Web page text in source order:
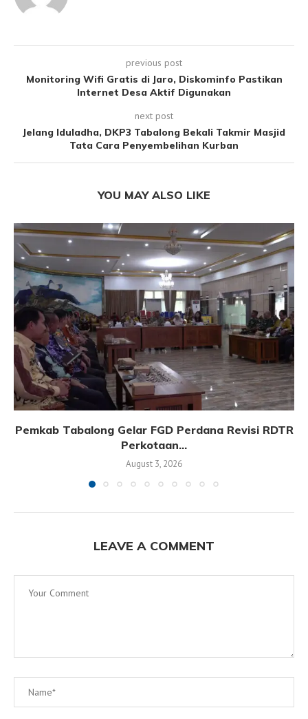
previous post
Monitoring Wifi Gratis di Jaro, Diskominfo Pastikan
Internet Desa Aktif Digunakan
next post
Jelang Iduladha, DKP3 Tabalong Bekali Takmir Masjid
Tata Cara Penyembelihan Kurban
YOU MAY ALSO LIKE
Pemkab Tabalong Gelar FGD Perdana Revisi RDTR
Perkotaan...
August 3, 2026
LEAVE A COMMENT